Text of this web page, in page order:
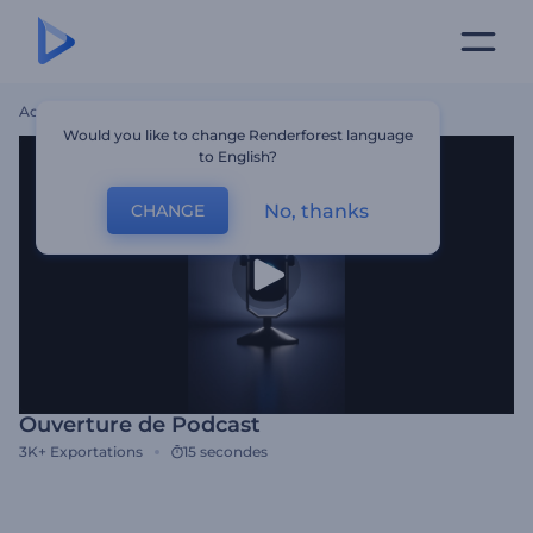
Accueil
Ouverture de Podcast
3K+ Exportations 15 secondes
Would you like to change Renderforest language
to English?
CHANGE No, thanks